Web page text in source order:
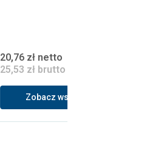
20,76 zł netto
25,53 zł brutto
Zobacz wszystkie warianty